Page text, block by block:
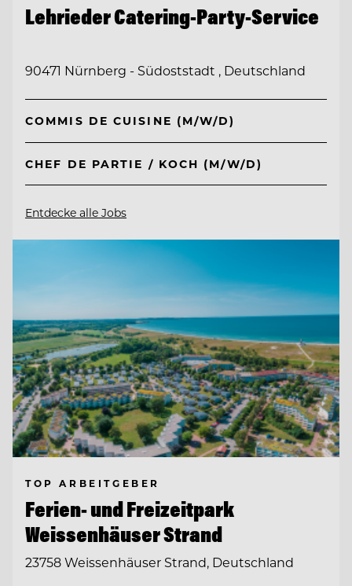
Lehrieder Catering-Party-Service
90471 Nürnberg - Südoststadt , Deutschland
COMMIS DE CUISINE (M/W/D)
CHEF DE PARTIE / KOCH (M/W/D)
Entdecke alle Jobs
TOP ARBEITGEBER
Ferien- und Freizeitpark
Weissenhäuser Strand
23758 Weissenhäuser Strand, Deutschland